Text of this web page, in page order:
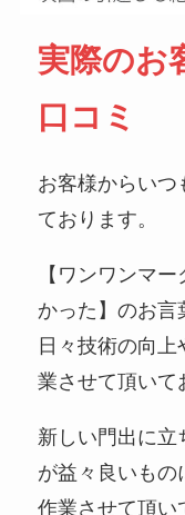
実際の
口コミ
お客様からいつ
ております。
【ワンワンマ
かった】のお言
日々技術の向
業させて頂いて
新しい門出に立
が益々良いもの
作業させて頂い